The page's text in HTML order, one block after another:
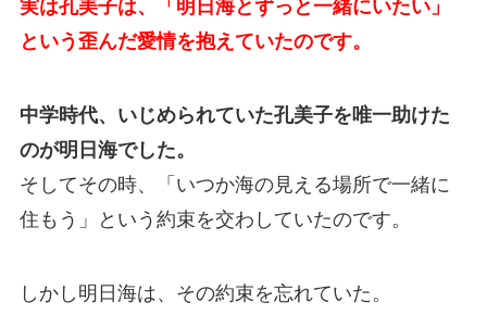
実は孔美子は、「明日海とずっと一緒にいたい」
という歪んだ愛情を抱えていたのです。
中学時代、いじめられていた孔美子を唯一助けた
のが明日海でした。
そしてその時、「いつか海の見える場所で一緒に
住もう」という約束を交わしていたのです。
しかし明日海は、その約束を忘れていた。